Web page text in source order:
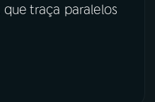
traça paralelos